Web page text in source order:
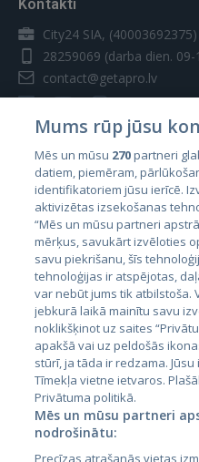
Kontakti
City24 SIA, (40003692375)
28259069 (darba dien. 09-
contact@getapro.lv
Valstis
Igaunija
Latvija
Lietuva
City24.lv
Mums rūp jūsu
Mēs un mūsu 270partneri
datiem, piemēram,
identifikatoriem jūsu ierīcē.
aktivizētas izsekošanas
“Mēs un mūsu partneri
mērķus, savukārt izvēloties
savu piekrišanu, šīs
tehnoloģijas ir atspējotas,
var nebūt jums tik atbilstoša.
jebkurā laikā mainītu savu
noklikšķinot uz saites
apakšā vai uz peldošās
stūrī, ja tāda ir redzama.
Tīmekļa vietne ietvaros.
Privātuma politikā.
Mēs un mūsu partneri
nodrošinātu:
Precīzas atrašanās vietas